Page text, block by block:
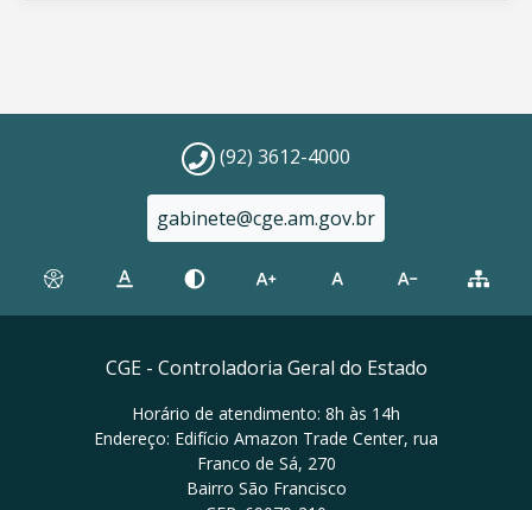
(92) 3612-4000
gabinete@cge.am.gov.br
CGE - Controladoria Geral do Estado
Horário de atendimento: 8h às 14h
Endereço: Edifício Amazon Trade Center, rua
Franco de Sá, 270
Bairro São Francisco